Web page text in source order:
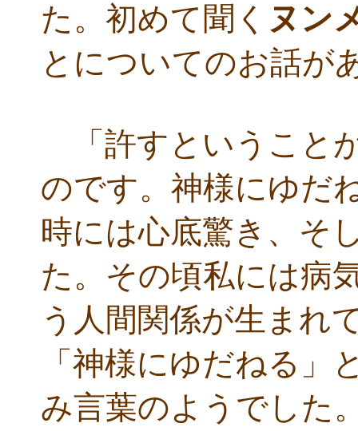
た。初めて聞く ヌン
とについてのお話が
「許すということ
のです。神様にゆだ
時には心底驚き、そ
た。その頃私には病
う人間関係が生まれ
「神様にゆだねる
み言葉のようでした